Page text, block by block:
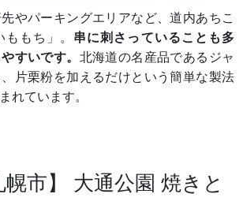
やパーキングエリアなど、道内あちこ
もち」。 串に刺さっていることも多
すいです。 北海道の名産品であるジャ
片栗粉を加えるだけという簡単な製法
れています。
市】 大通公園 焼きと